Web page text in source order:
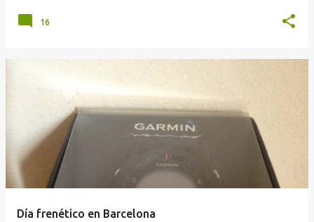
16
Día frenético en Barcelona